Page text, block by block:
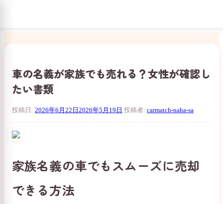
車の名義が家族でも売れる？女性が確認し
たい書類
投稿日: 2026年6月22日 2026年5月19日 投稿者: carmatch-naha-sa
家族名義の車でもスムーズに売却
できる方法